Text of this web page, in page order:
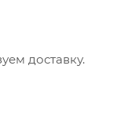
доставку.